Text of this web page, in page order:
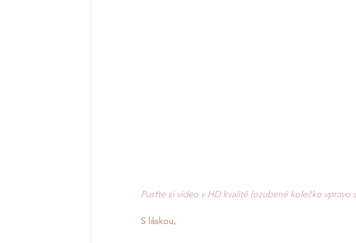
Pusťte si video v HD kvalitě (ozubené kolečko vpravo
S láskou,